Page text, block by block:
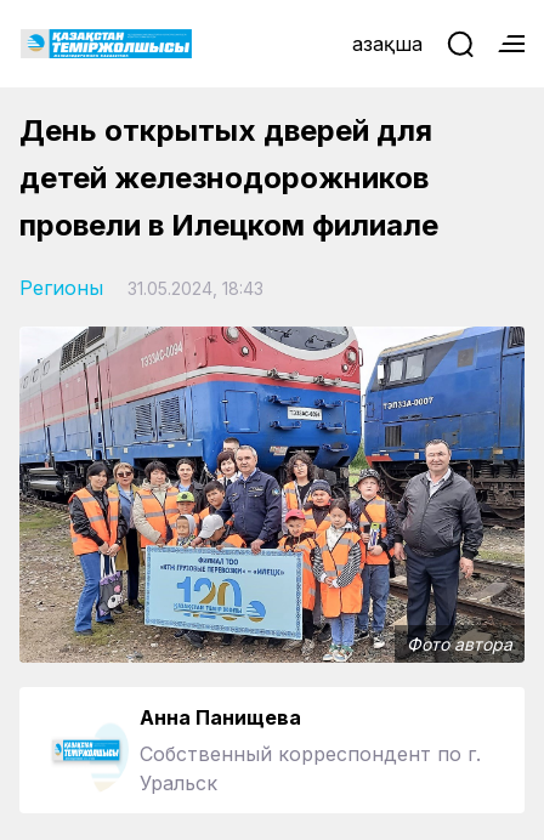
Қазақша
День открытых дверей для
детей железнодорожников
провели в Илецком филиале
Регионы 31.05.2024, 18:43
Фото автора
Анна Панищева
Собственный корреспондент по г.
Уральск